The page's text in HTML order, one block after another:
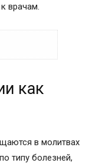
врачам.
как
в молитвах
типу болезней,